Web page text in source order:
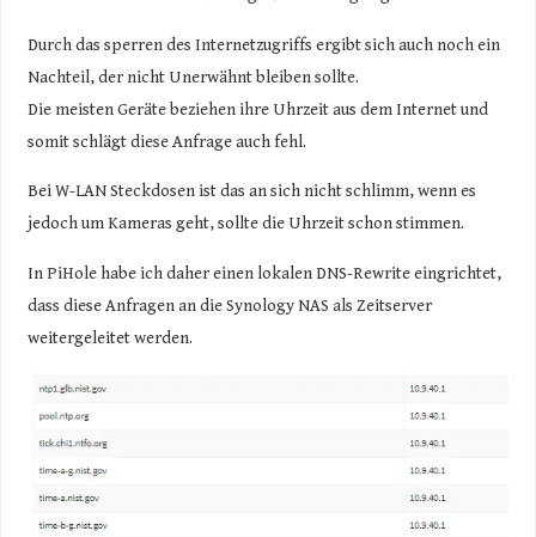
Durch das sperren des Internetzugriffs ergibt sich auch noch ein
Nachteil, der nicht Unerwähnt bleiben sollte.
Die meisten Geräte beziehen ihre Uhrzeit aus dem Internet und
somit schlägt diese Anfrage auch fehl.
Bei W-LAN Steckdosen ist das an sich nicht schlimm, wenn es
jedoch um Kameras geht, sollte die Uhrzeit schon stimmen.
In PiHole habe ich daher einen lokalen DNS-Rewrite eingrichtet,
dass diese Anfragen an die Synology NAS als Zeitserver
weitergeleitet werden.